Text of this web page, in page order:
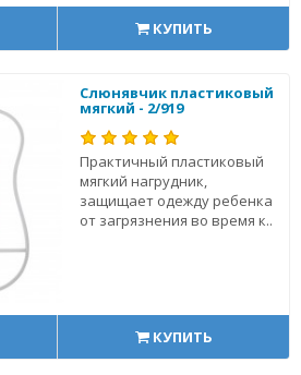
КУПИТЬ
Слюнявчик пластиковый
мягкий - 2/919
Практичный пластиковый
мягкий нагрудник,
защищает одежду ребенка
от загрязнения во время к..
КУПИТЬ